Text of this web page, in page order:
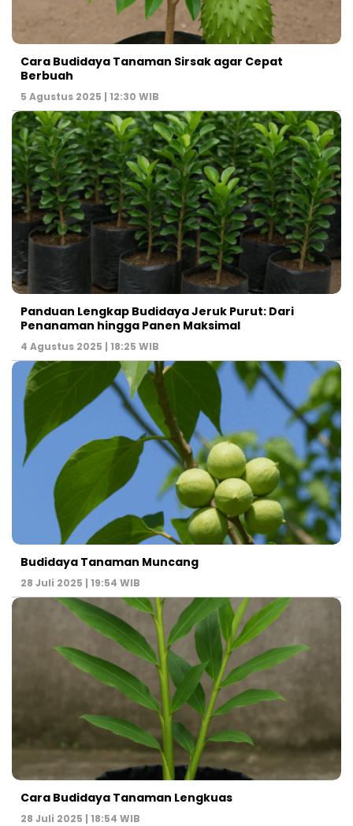
Cara Budidaya Tanaman Sirsak agar Cepat
Berbuah
5 Agustus 2025 | 12:30 WIB
Panduan Lengkap Budidaya Jeruk Purut: Dari
Penanaman hingga Panen Maksimal
4 Agustus 2025 | 18:25 WIB
Budidaya Tanaman Muncang
28 Juli 2025 | 19:54 WIB
Cara Budidaya Tanaman Lengkuas
28 Juli 2025 | 18:54 WIB